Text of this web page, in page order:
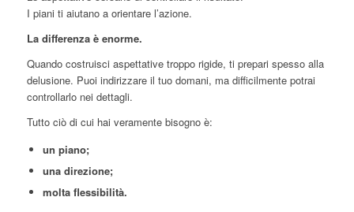
I piani ti aiutano a orientare l’azione.
La differenza è enorme.
Quando costruisci aspettative troppo rigide, ti prepari spesso alla
delusione. Puoi indirizzare il tuo domani, ma difficilmente potrai
controllarlo nei dettagli.
Tutto ciò di cui hai veramente bisogno è:
un piano;
una direzione;
molta flessibilità.